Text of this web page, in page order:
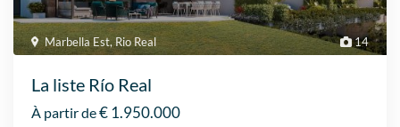
14
Marbella Est,Rio Real
La liste Río Real
À partir de€ 1.950.000